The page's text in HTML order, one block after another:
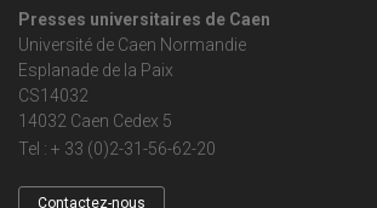
Presses universitaires de Caen
Université de Caen Normandie
Esplanade de la Paix
CS14032
14032 Caen Cedex 5
Tel : + 33 (0)2-31-56-62-20
Contactez-nous